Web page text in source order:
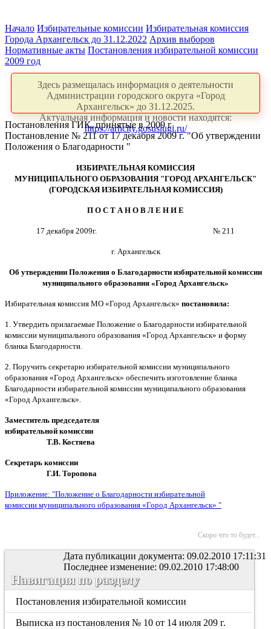
Начало Избирательные комиссии Избирательная комиссия
Города Архангельск до 31.12.2022 Архив выборов
Нормативные акты Постановления избирательной комиссии
2009 год
Здесь размещалась информация о деятельности
Администрации городского округа «Город
Архангельск» до 31.12.2025.
Актуальная информация и новости находятся:
https://arhcity.gosuslugi.ru/
Постановления ГИК, принятые в 2009 г
Постановление № 211 от 17 декабря 2009 г. "Об утверждении
Положения о Благодарности "
ИЗБИРАТЕЛЬНАЯ КОМИССИЯ
МУНИЦИПАЛЬНОГО ОБРАЗОВАНИЯ "ГОРОД АРХАНГЕЛЬСК"
(ГОРОДСКАЯ ИЗБИРАТЕЛЬНАЯ КОМИССИЯ)
П О С Т А Н О В Л Е Н И Е
17 декабря 2009г. № 211
г. Архангельск
Об утверждении Положения о Благодарности избирательной комиссии
муниципального образования «Город Архангельск»
Избирательная комиссия МО «Город Архангельск» постановила:
1. Утвердить прилагаемые Положение о Благодарности избирательной
комиссии муниципального образования «Город Архангельск» и форму
бланка Благодарности.
2. Поручить секретарю избирательной комиссии муниципального
образования «Город Архангельск» обеспечить изготовление бланка
Благодарности избирательной комиссии муниципального образования
«Город Архангельск».
Заместитель председателя
избирательной комиссии
Т.В. Костяева
Секретарь комиссии
Г.И. Торопова
Приложение: "Положение о Благодарности избирательной
комиссии муниципального образования «Город Архангельск» "
Скоро что то будет...
Дата публикации документа: 09.02.2010 17:11:31
Последнее изменение: 09.02.2010 17:48:00
Навигация по разделу
Постановления избирательной комиссии
Выписка из постановления № 10 от 14 июля 209 г.